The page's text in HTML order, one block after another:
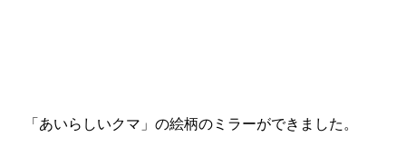
「あいらしいクマ」の絵柄のミラーができました。